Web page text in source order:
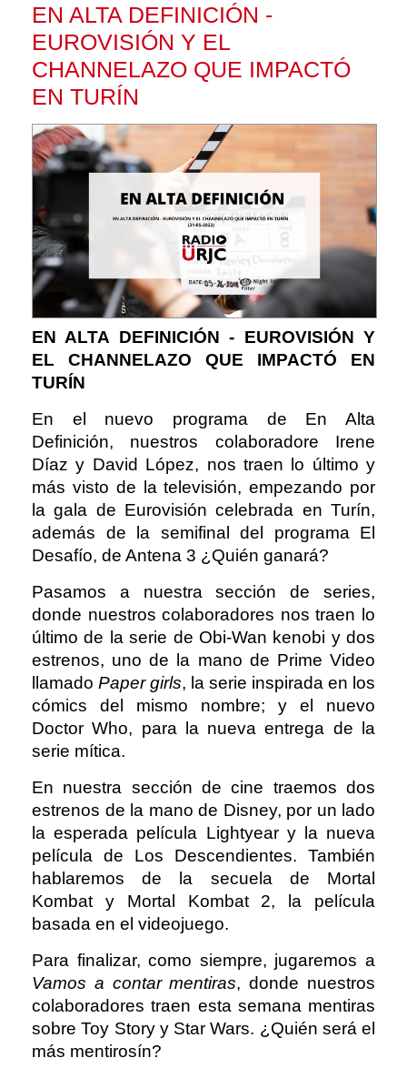
EN ALTA DEFINICIÓN -
EUROVISIÓN Y EL
CHANNELAZO QUE IMPACTÓ
EN TURÍN
EN ALTA DEFINICIÓN - EUROVISIÓN Y
EL CHANNELAZO QUE IMPACTÓ EN
TURÍN
En el nuevo programa de En Alta
Definición, nuestros colaboradore Irene
Díaz y David López, nos traen lo último y
más visto de la televisión, empezando por
la gala de Eurovisión celebrada en Turín,
además de la semifinal del programa El
Desafío, de Antena 3 ¿Quién ganará?
Pasamos a nuestra sección de series,
donde nuestros colaboradores nos traen lo
último de la serie de Obi-Wan kenobi y dos
estrenos, uno de la mano de Prime Video
llamado Paper girls, la serie inspirada en los
cómics del mismo nombre; y el nuevo
Doctor Who, para la nueva entrega de la
serie mítica.
En nuestra sección de cine traemos dos
estrenos de la mano de Disney, por un lado
la esperada película Lightyear y la nueva
película de Los Descendientes. También
hablaremos de la secuela de Mortal
Kombat y Mortal Kombat 2, la película
basada en el videojuego.
Para finalizar, como siempre, jugaremos a
Vamos a contar mentiras, donde nuestros
colaboradores traen esta semana mentiras
sobre Toy Story y Star Wars. ¿Quién será el
más mentirosín?